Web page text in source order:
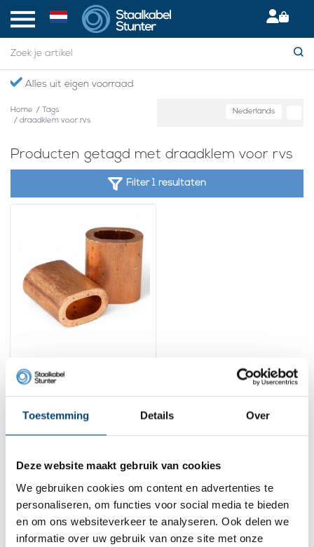
Toestemming Details Over
Deze website maakt gebruik van cookies
We gebruiken cookies om content en advertenties te
personaliseren, om functies voor social media te bieden
en om ons websiteverkeer te analyseren. Ook delen we
informatie over uw gebruik van onze site met onze
Alles uit eigen voorraad
Home /
Tags
/ draadklem voor rvs
Nederlands
Producten getagd met draadklem voor rvs
Filter 1 resultaten
Draadklemmen koper
6mm
Bekijk product
Op voorraad
Contact
Adres:Dalwagenseweg 91 4043MV Opheusden